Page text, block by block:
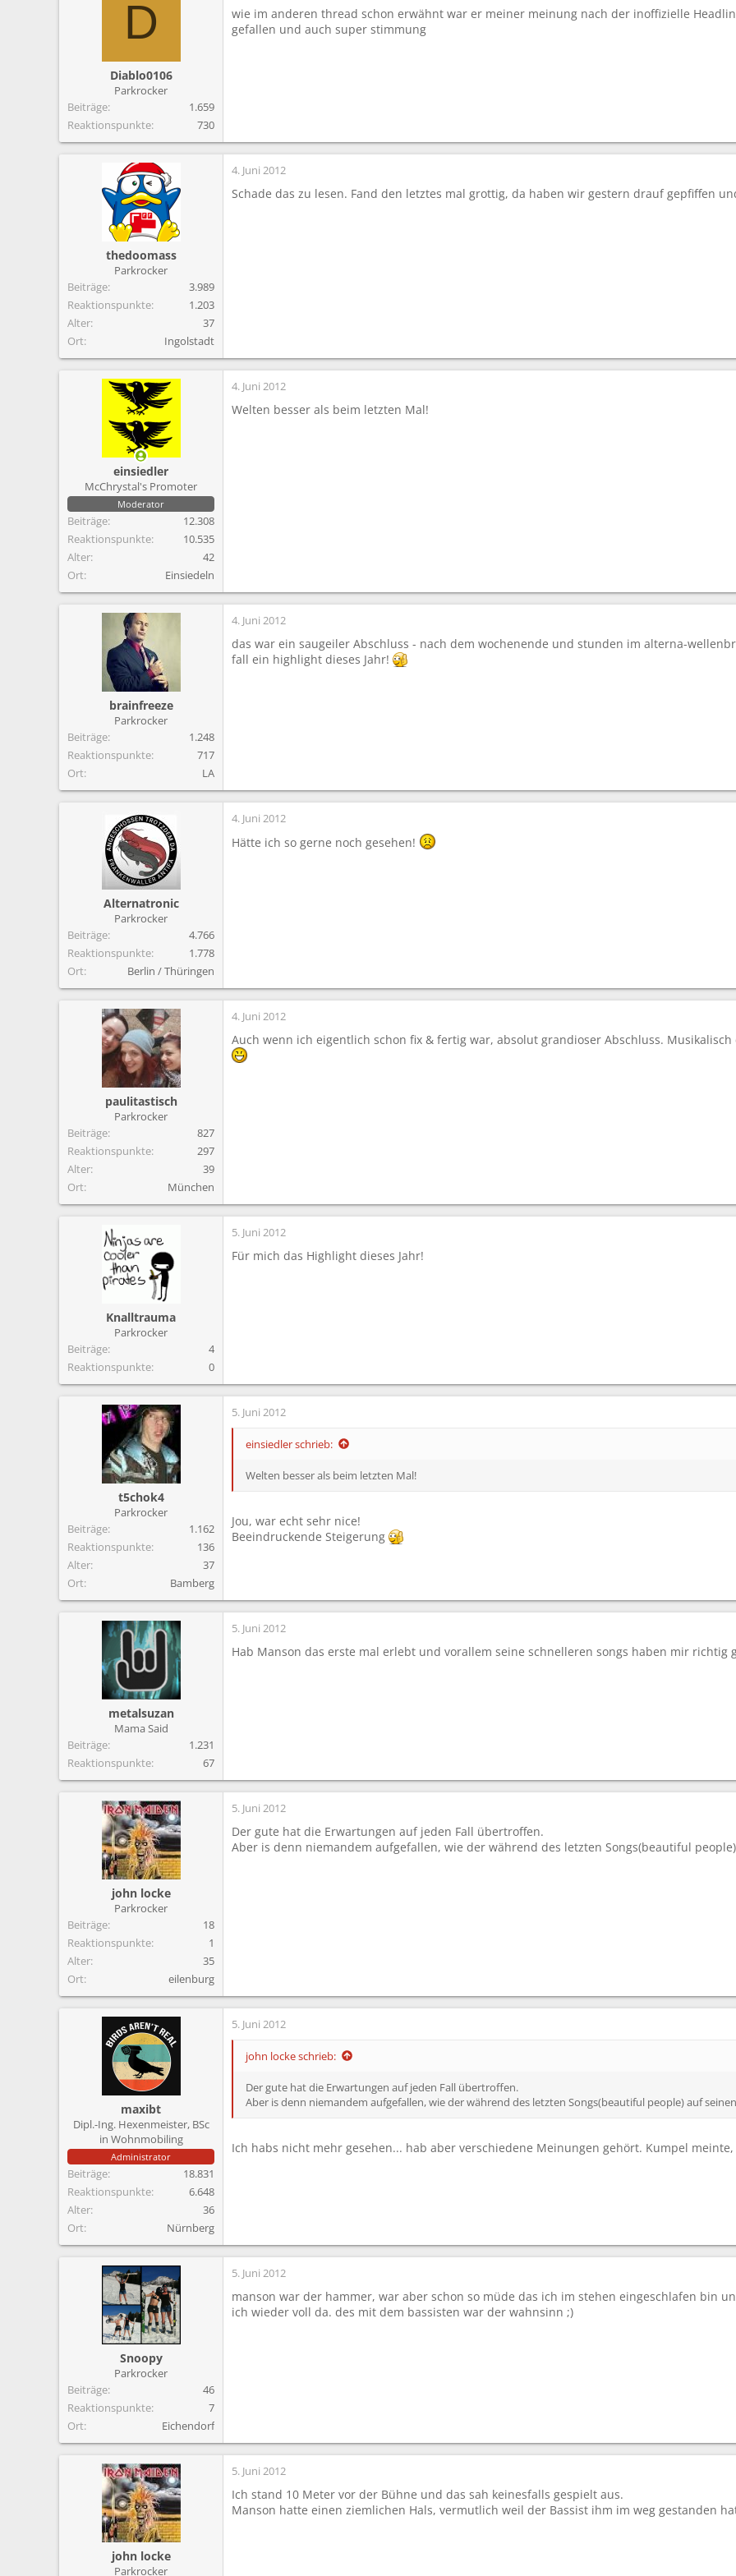
D
Diablo0106
Parkrocker
Beiträge
1.659
Reaktionspunkte
730
wie im anderen thread schon erwähnt war er meiner meinung nach der inoffizielle
gefallen und auch super stimmung
thedoomass
Parkrocker
Beiträge
3.989
Reaktionspunkte
1.203
Alter
37
Ort
Ingolstadt
4. Juni 2012
Schade das zu lesen. Fand den letztes mal grottig, da haben wir gestern drauf gepfiffen
einsiedler
McChrystal's Promoter
Moderator
Beiträge
12.308
Reaktionspunkte
10.535
Alter
42
Ort
Einsiedeln
4. Juni 2012
Welten besser als beim letzten Mal!
brainfreeze
Parkrocker
Beiträge
1.248
Reaktionspunkte
717
Ort
LA
4. Juni 2012
das war ein saugeiler Abschluss - nach dem wochenende und stunden im alterna-
fall ein highlight dieses Jahr!
Alternatronic
Parkrocker
Beiträge
4.766
Reaktionspunkte
1.778
Ort
Berlin / Thüringen
4. Juni 2012
Hätte ich so gerne noch gesehen!
paulitastisch
Parkrocker
Beiträge
827
Reaktionspunkte
297
Alter
39
Ort
München
4. Juni 2012
Auch wenn ich eigentlich schon fix & fertig war, absolut grandioser Abschluss.
Knalltrauma
Parkrocker
Beiträge
4
Reaktionspunkte
0
5. Juni 2012
Für mich das Highlight dieses Jahr!
t5chok4
Parkrocker
Beiträge
1.162
Reaktionspunkte
136
Alter
37
Ort
Bamberg
5. Juni 2012
einsiedler schrieb:
Welten besser als beim letzten Mal!
Jou, war echt sehr nice!
Beeindruckende Steigerung
metalsuzan
Mama Said
Beiträge
1.231
Reaktionspunkte
67
5. Juni 2012
Hab Manson das erste mal erlebt und vorallem seine schnelleren songs haben mir richtig
john locke
Parkrocker
Beiträge
18
Reaktionspunkte
1
Alter
35
Ort
eilenburg
5. Juni 2012
Der gute hat die Erwartungen auf jeden Fall übertroffen.
Aber is denn niemandem aufgefallen, wie der während des letzten Songs(beautiful
maxibt
Dipl.-Ing. Hexenmeister, BSc
in Wohnmobiling
Administrator
Beiträge
18.831
Reaktionspunkte
6.648
Alter
36
Ort
Nürnberg
5. Juni 2012
john locke schrieb:
Der gute hat die Erwartungen auf jeden Fall übertroffen.
Aber is denn niemandem aufgefallen, wie der während des letzten Songs(beautiful people) auf
Ich habs nicht mehr gesehen... hab aber verschiedene Meinungen gehört. Kumpel
Snoopy
Parkrocker
Beiträge
46
Reaktionspunkte
7
Ort
Eichendorf
5. Juni 2012
manson war der hammer, war aber schon so müde das ich im stehen eingeschlafen bin
ich wieder voll da. des mit dem bassisten war der wahnsinn ;)
john locke
Parkrocker
5. Juni 2012
Ich stand 10 Meter vor der Bühne und das sah keinesfalls gespielt aus.
Manson hatte einen ziemlichen Hals, vermutlich weil der Bassist ihm im weg gestanden